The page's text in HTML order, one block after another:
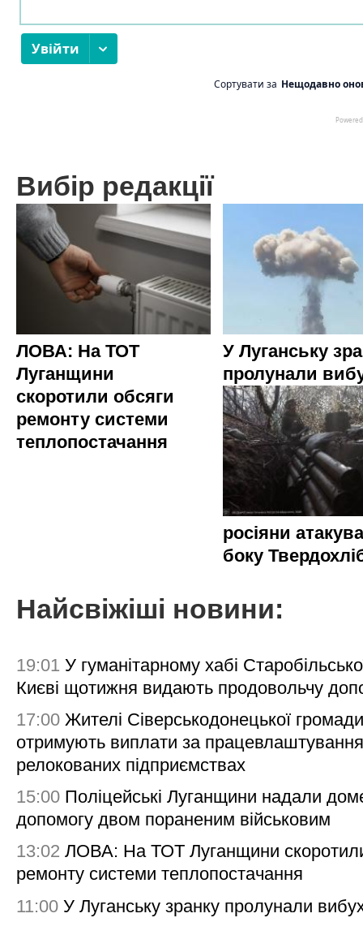
Вибір редакції
ЛОВА: На ТОТ
Луганщини
скоротили обсяги
ремонту системи
теплопостачання
У Луганську
пролунали
росіяни
боку
Найсвіжіші новини:
19:01 У гуманітарному хабі
Києві щотижня видають продовольчу
17:00 Жителі Сіверськодонецької
отримують виплати за
релокованих підприємствах
15:00 Поліцейські Луганщини надали
допомогу двом пораненим військовим
13:02 ЛОВА: На ТОТ Луганщини
ремонту системи теплопостачання
11:00 У Луганську зранку пролунали